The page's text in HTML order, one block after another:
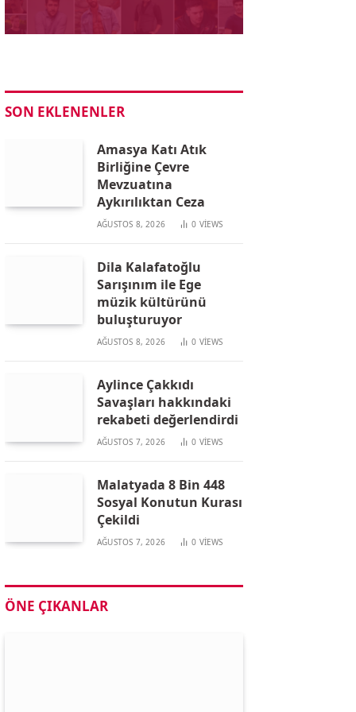
SON EKLENENLER
Amasya Katı Atık
Birliğine Çevre
Mevzuatına
Aykırılıktan Ceza
AĞUSTOS 8, 2026 0 VIEWS
Dila Kalafatoğlu
Sarışınım ile Ege
müzik kültürünü
buluşturuyor
AĞUSTOS 8, 2026 0 VIEWS
Aylince Çakkıdı
Savaşları hakkındaki
rekabeti değerlendirdi
AĞUSTOS 7, 2026 0 VIEWS
Malatyada 8 Bin 448
Sosyal Konutun Kurası
Çekildi
AĞUSTOS 7, 2026 0 VIEWS
ÖNE ÇIKANLAR